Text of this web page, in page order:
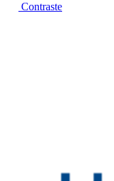
Contraste